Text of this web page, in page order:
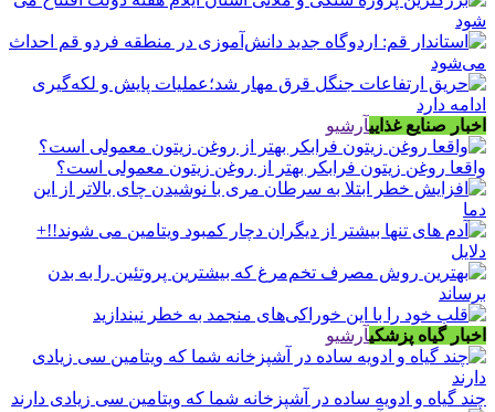
اخبار صنایع غذاییآرشیو
واقعا روغن زیتون فرابکر بهتر از روغن زیتون معمولی است؟
اخبار گیاه پزشکیآرشیو
چند گیاه و ادویه ساده در آشپزخانه شما که ویتامین سی زیادی دارند